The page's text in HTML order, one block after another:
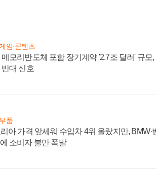
임·콘텐츠
모리반도체 포함 장기계약 '2.7조 달러' 규모,
대 신호
품
아 가격 앞세워 수입차 4위 올랐지만, BMW·
소비자 불만 폭발